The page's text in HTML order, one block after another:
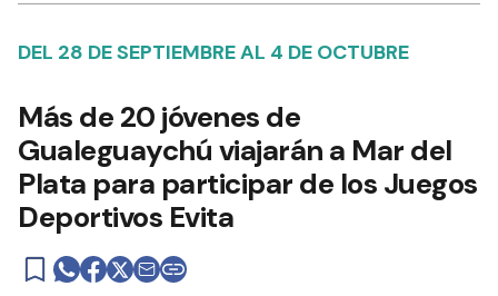
DEL 28 DE SEPTIEMBRE AL 4 DE OCTUBRE
Más de 20 jóvenes de
Gualeguaychú viajarán a Mar del
Plata para participar de los Juegos
Deportivos Evita